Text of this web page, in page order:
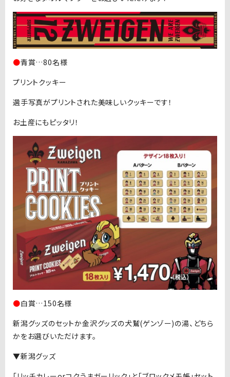
●青賞…80名様
プリントクッキー
選手写真がプリントされた美味しいクッキーです！
お土産にもピッタリ！
●白賞…150名様
新潟グッズのセットか金沢グッズの犬鷲(ゲンゾー)の湯、どちら
かをお選びいただけます。
▼新潟グッズ